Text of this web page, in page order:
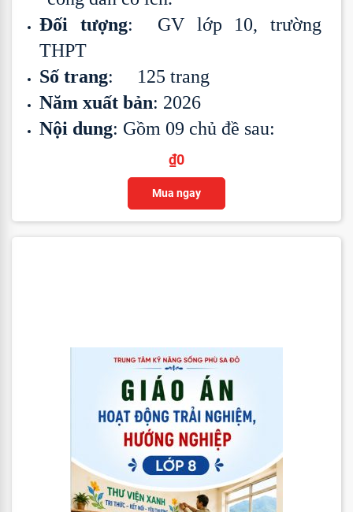
Đối tượng: GV lớp 10, trường
THPT
Số trang: 125 trang
Năm xuất bản: 2026
Nội dung: Gồm 09 chủ đề sau:
₫0
Mua ngay